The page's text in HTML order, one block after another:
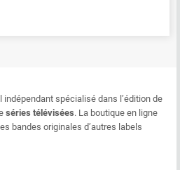
indépendant spécialisé dans l’édition de
séries télévisées. La boutique en ligne
bandes originales d’autres labels